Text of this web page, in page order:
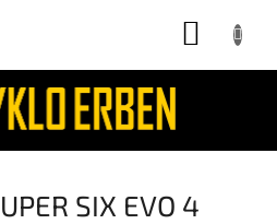
SIX EVO 4